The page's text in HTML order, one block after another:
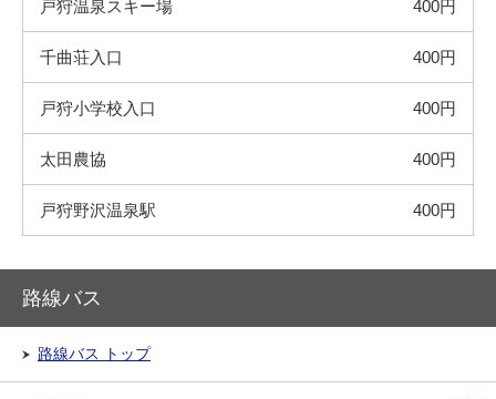
戸狩温泉スキー場 400円
千曲荘入口 400円
戸狩小学校入口 400円
太田農協 400円
戸狩野沢温泉駅 400円
路線バス
路線バス トップ